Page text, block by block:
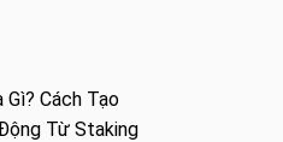
Gì? Cách Tạo
Từ Staking